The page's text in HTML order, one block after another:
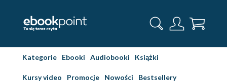
Kategorie Ebooki Audiobooki Książki
Kursy video Promocje Nowości Bestsellery